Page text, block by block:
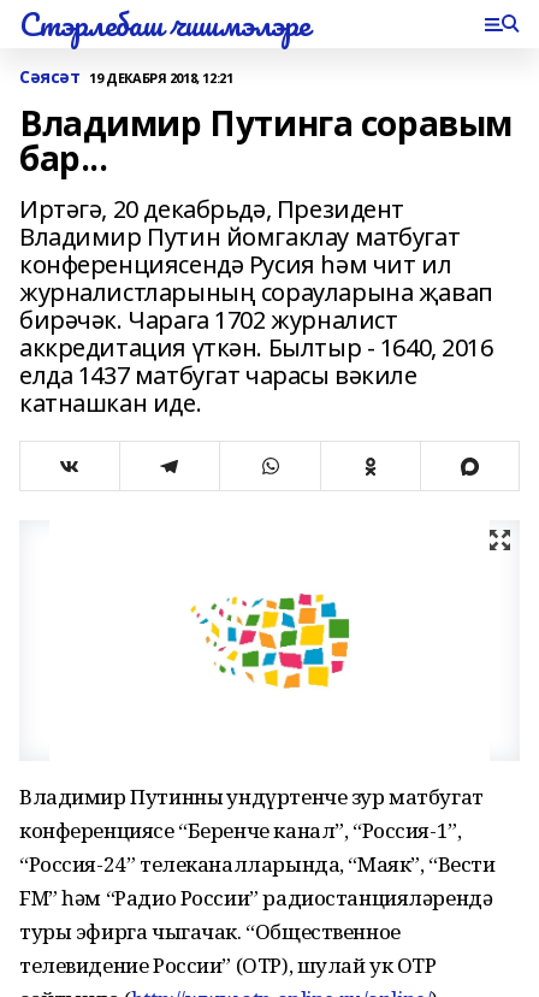
Стэрлебаш чишмэлэре
Сәясәт 19 ДЕКАБРЯ 2018, 12:21
Владимир Путинга соравым
бар...
Иртәгә, 20 декабрьдә, Президент
Владимир Путин йомгаклау матбугат
конференциясендә Русия һәм чит ил
журналистларының сорауларына җавап
бирәчәк. Чарага 1702 журналист
аккредитация үткән. Былтыр - 1640, 2016
елда 1437 матбугат чарасы вәкиле
катнашкан иде.
Владимир Путинның ундүртенче зур матбугат
конференциясе “Беренче канал”, “Россия-1”,
“Россия-24” телеканалларында, “Маяк”, “Вести
FM” һәм “Радио России” радиостанцияләрендә
туры эфирга чыгачак. “Общественное
телевидение России” (ОТР), шулай ук ОТР